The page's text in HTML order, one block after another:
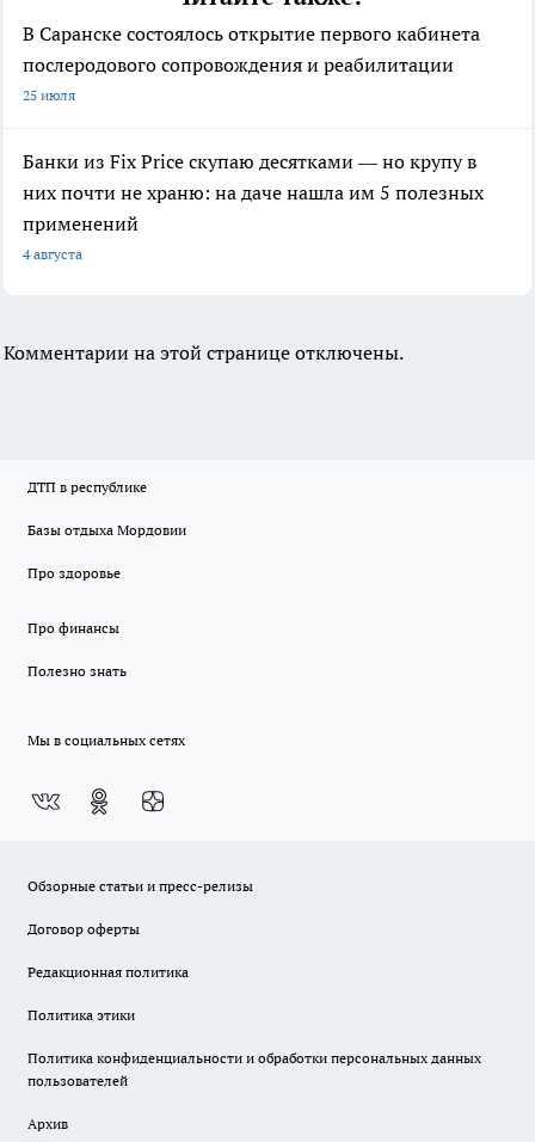
В Саранске состоялось открытие первого кабинета
послеродового сопровождения и реабилитации
25 июля
Банки из Fix Price скупаю десятками — но крупу в
них почти не храню: на даче нашла им 5 полезных
применений
4 августа
Комментарии на этой странице отключены.
ДТП в республике
Базы отдыха Мордовии
Про здоровье
Про финансы
Полезно знать
Мы в социальных сетях
Обзорные статьи и пресс-релизы
Договор оферты
Редакционная политика
Политика этики
Политика конфиденциальности и обработки персональных данных
пользователей
Архив